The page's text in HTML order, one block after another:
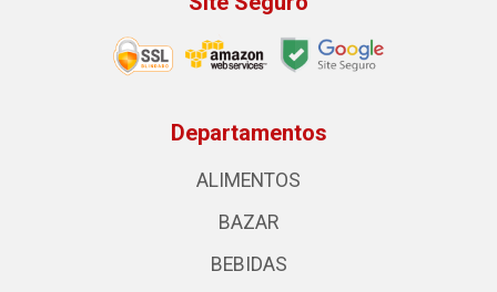
Departamentos
ALIMENTOS
BAZAR
BEBIDAS